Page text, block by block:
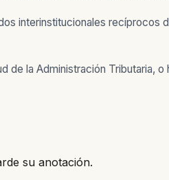
interinstitucionales
de la Administración Tributaria,
su anotación.